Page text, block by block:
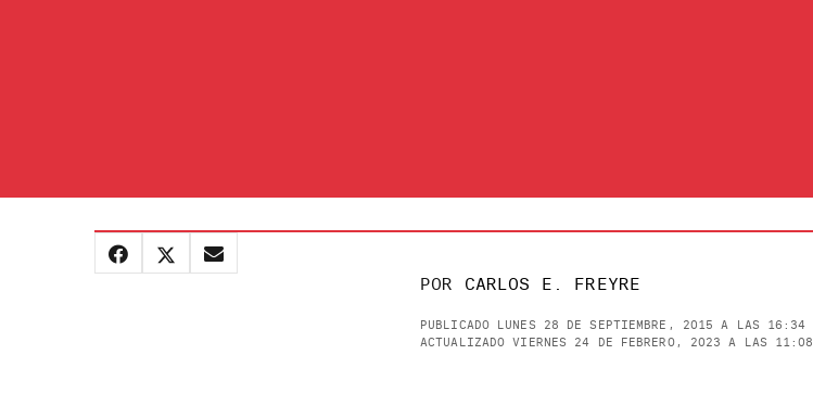
POR CARLOS E. FREYRE
PUBLICADO LUNES 28 DE SEPTIEMBRE, 2015 A LAS 16:34
ACTUALIZADO VIERNES 24 DE FEBRERO, 2023 A LAS 11:08